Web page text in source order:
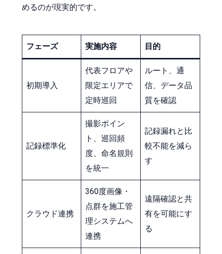
めるのが現実的です。
フェーズ 実施内容 目的
初期導入
代表フロアや
限定エリアで
定時巡回
ルート、通
信、データ品
質を確認
記録標準化
撮影ポイン
ト、巡回頻
度、命名規則
を統一
記録漏れと比
較不能を減ら
す
クラウド連携
360度画像・
点群を施工管
理システムへ
連携
遠隔確認と共
有を可能にす
る